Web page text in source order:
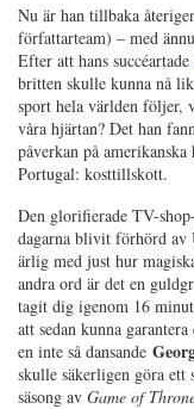
Nu är han tillbaka
författarteam) – med
Efter att hans succéartade
britten skulle kunna nå
sport hela världen följer,
våra hjärtan? Det han
påverkan på
Portugal: kosttillskott.
Den glorifierade TV-
dagarna blivit förhörd av
ärlig med just hur
andra ord är det en
tagit dig igenom 16
att sedan kunna garantera
en inte så dansande
skulle säkerligen göra
säsong av Game of